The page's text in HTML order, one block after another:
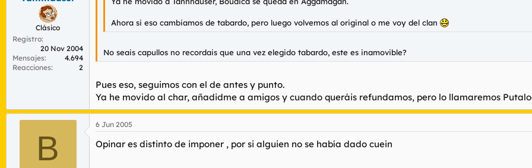
Clásico
Registro
20 Nov 2004
Mensajes
4.694
Reacciones
2
Ahora si eso cambiamos de tabardo, pero luego volvemos al original o me voy del clan
No seais capullos no recordais que una vez elegido tabardo, este es inamovible?
Pues eso, seguimos con el de antes y punto.
Ya he movido al char, añadidme a amigos y cuando queráis refundamos, pero lo llamaremos
B
6 Jun 2005
Opinar es distinto de imponer , por si alguien no se había dado cuein